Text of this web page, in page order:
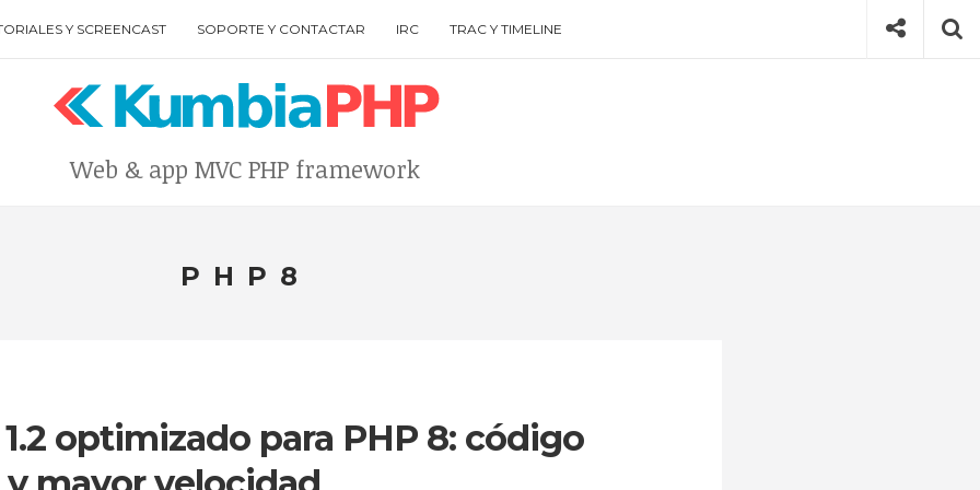
Y SCREENCAST SOPORTE Y CONTACTAR IRC TRAC Y TIMELINE Social
Web & app MVC PHP framework
PHP8
optimizado para PHP 8: código